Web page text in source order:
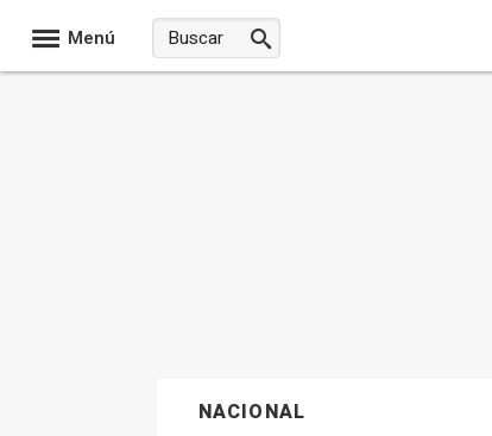
Menú
NACIONAL